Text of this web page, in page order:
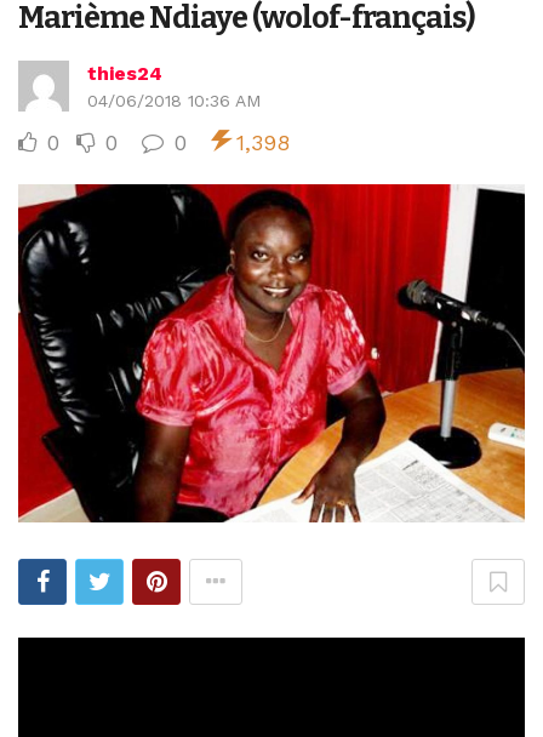
Marième Ndiaye (wolof-français)
thies24
04/06/2018 10:36 AM
0 0 0 1,398